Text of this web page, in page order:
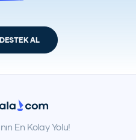
AL
En Kolay Yolu!